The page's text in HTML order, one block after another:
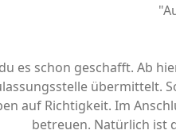
es schon geschafft. Ab
übermittelt.
auf Richtigkeit. Im
betreuen. Natürlich ist